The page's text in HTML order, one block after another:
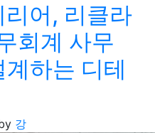
어, 리클라
회계 사무
하는 디테
강